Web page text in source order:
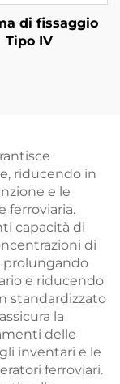
di fissaggio
Tipo IV
riducendo in
e le
ferroviaria.
capacità di
di
prolungando
e riducendo
standardizzato
la
delle
inventari e le
ferroviari.